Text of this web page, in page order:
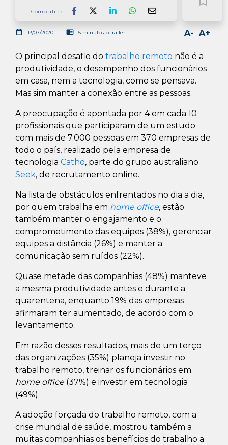
Compartilhe:
FacebookLinkedInWhatsapp
date_range 13/07/2020 chrome_reader_mode 5 minutos para ler A+
A-
O principal desafio do trabalho remoto não é a
produtividade, o desempenho dos funcionários
em casa, nem a tecnologia, como se pensava.
Mas sim manter a conexão entre as pessoas.
A preocupação é apontada por 4 em cada 10
profissionais que participaram de um estudo
com mais de 7.000 pessoas em 370 empresas de
todo o país, realizado pela empresa de
tecnologia Catho, parte do grupo australiano
Seek, de recrutamento online.
Na lista de obstáculos enfrentados no dia a dia,
por quem trabalha em home office, estão
também manter o engajamento e o
comprometimento das equipes (38%), gerenciar
equipes a distância (26%) e manter a
comunicação sem ruídos (22%).
Quase metade das companhias (48%) manteve
a mesma produtividade antes e durante a
quarentena, enquanto 19% das empresas
afirmaram ter aumentado, de acordo com o
levantamento.
Em razão desses resultados, mais de um terço
das organizações (35%) planeja investir no
trabalho remoto, treinar os funcionários em
home office(37%) e investir em tecnologia
(49%).
A adoção forçada do trabalho remoto, com a
crise mundial de saúde, mostrou também a
muitas companhias os benefícios do trabalho a